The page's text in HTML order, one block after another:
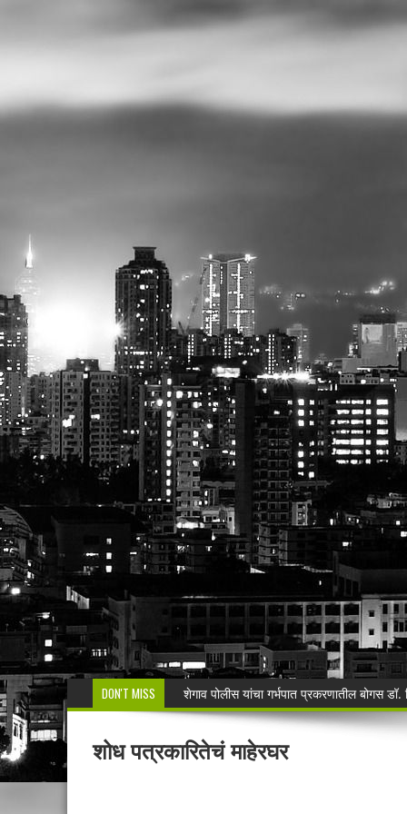
DON'T MISS
शेगाव पोलीस यांचा गर्भपात प्रकरणातील बोगस
मनसेच्या तालुका अध्यक्षा कल्पना पोतर्लावार यांनी
वरोरा येथे कारगिल विजयदीन साजरा Kargil
🚨 धडाकेबाज कारवाई! LCBच्या थरारक
वाढदिवसाचा आनंद हिरवाईला अर्पण; रुपेश
शोध पत्रकारितेचं माहेरघर